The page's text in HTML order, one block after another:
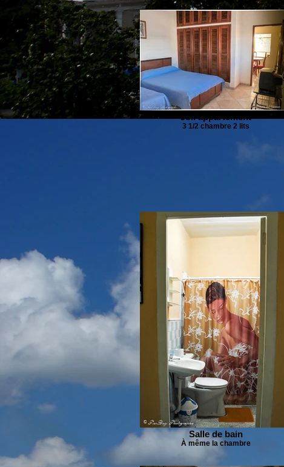
Joli appartement
3 1/2 chambre 2 lits
Salle de bain
À même la chambre